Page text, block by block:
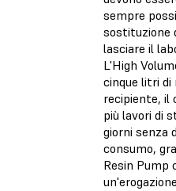
sempre
sostituzione
lasciare il
L'High
cinque litri di
recipiente, il
più lavori di
giorni senza
consumo,
Resin Pump